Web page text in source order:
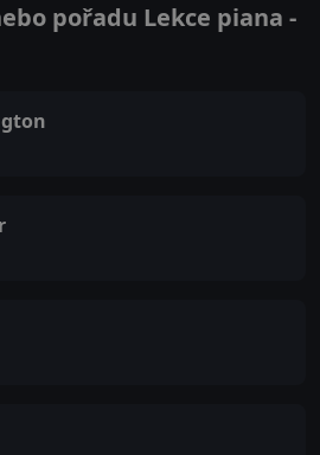
pořadu Lekce piana -